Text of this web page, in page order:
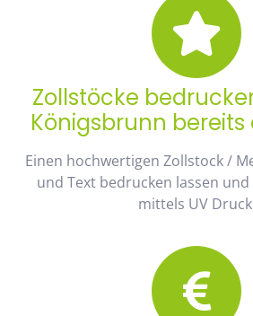
Zollstöcke
Königsbrunn bereits
Einen hochwertigen Zollstock /
und Text bedrucken lassen
mittels UV